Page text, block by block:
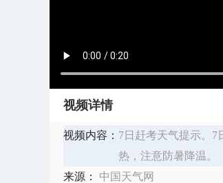
视频详情
视频内容： 7日赶考天气提示。
热，注意防暑降温。
来源：
中国天气网